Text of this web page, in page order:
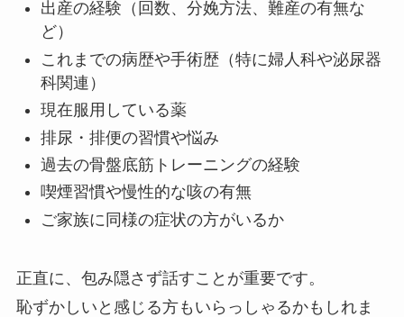
出産の経験（回数、分娩方法、難産の有無な
ど）
これまでの病歴や手術歴（特に婦人科や泌尿器
科関連）
現在服用している薬
排尿・排便の習慣や悩み
過去の骨盤底筋トレーニングの経験
喫煙習慣や慢性的な咳の有無
ご家族に同様の症状の方がいるか
正直に、包み隠さず話すことが重要です。
恥ずかしいと感じる方もいらっしゃるかもしれま